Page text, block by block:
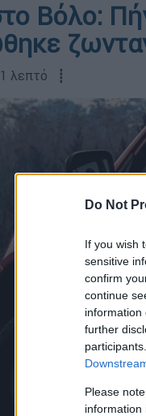
Do Not
If you wish
sensitive
confirm
continue
information
further
Please
information
Βόλο:
1 λεπτό ┋